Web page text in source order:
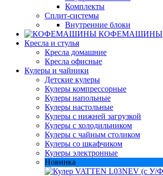
Комплекты
Сплит-системы
Внутренние блоки
КОФЕМАШИНЫ
Кресла и стулья
Кресла домашние
Кресла офисные
Кулеры и чайники
Детские кулеры
Кулеры компрессорные
Кулеры напольные
Кулеры настольные
Кулеры с нижней загрузкой
Кулеры с холодильником
Кулеры с чайным столиком
Кулеры со шкафчиком
Кулеры электронные
Новинка